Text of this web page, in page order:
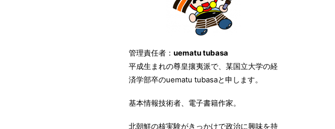
管理責任者： uematu tubasa
平成生まれの尊皇攘夷派で、某国立大学の経
済学部卒のuematu tubasaと申します。
基本情報技術者、電子書籍作家。
北朝鮮の核実験がきっかけで政治に興味を持